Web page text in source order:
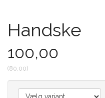
Handske
100,00
(80,00)